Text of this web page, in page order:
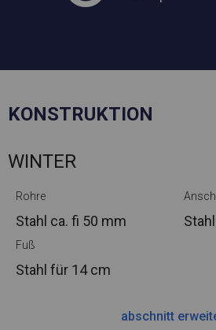
KONSTRUKTION
WINTER
Rohre
Stahl ca. fi 50 mm
Fuß
Stahl für 14 cm
abschnitt